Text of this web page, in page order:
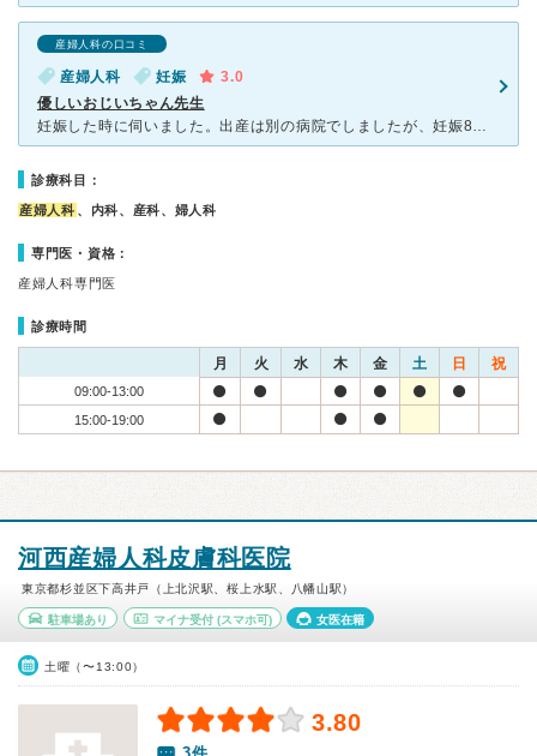
産婦人科の口コミ
産婦人科 妊娠
3.0
優しいおじいちゃん先生
妊娠した時に伺いました。出産は別の病院でしましたが、妊娠8週ぐらいまではこちらでお世話になりました。 病院はいつも混んでいて、診察までは結構待ちます。 先生は、明るくて話し方はとても穏やかな方です
診療科目：
産婦人科 、内科、産科、婦人科
専門医・資格：
産婦人科専門医
診療時間
月 火 水 木 金 土 日 祝
09:00-13:00
15:00-19:00
河西産婦人科皮膚科医院
東京都杉並区下高井戸（上北沢駅、桜上水駅、八幡山駅）
駐車場あり マイナ受付(スマホ可) 女医在籍
土曜（〜13:00）
3.80